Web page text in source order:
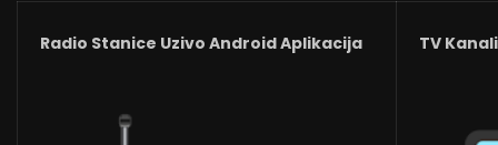
Radio Stanice Uzivo Android Aplikacija TV